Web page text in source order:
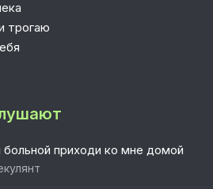
трогаю
больной приходи ко мне домой